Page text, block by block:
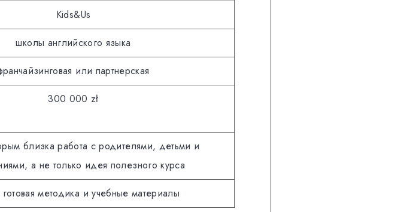
Kids&Us
школы английского языка
или партнерская
300 000 zł
близка работа с родителями, детьми и
а не только идея полезного курса
готовая методика и учебные материалы